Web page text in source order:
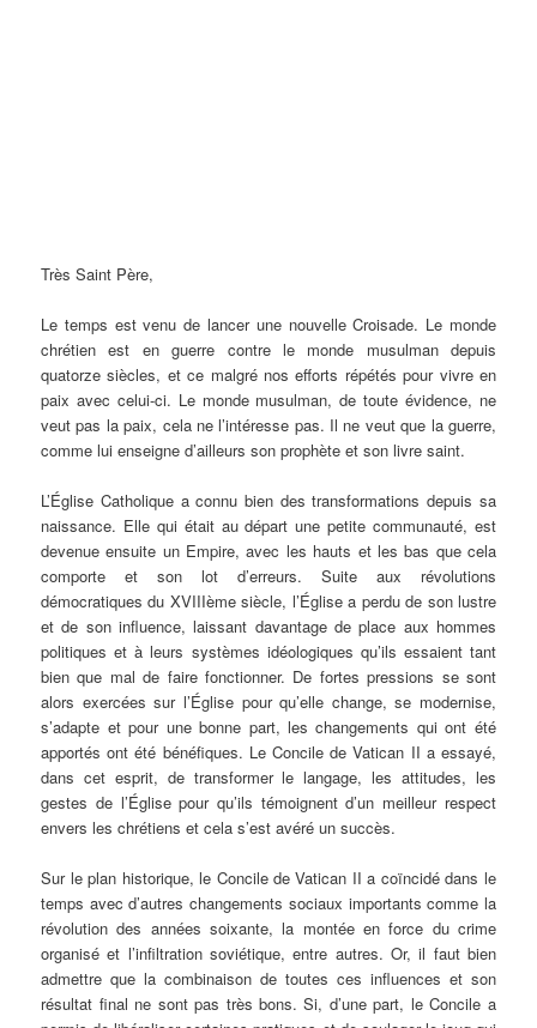
Très Saint Père,
Le temps est venu de lancer une nouvelle Croisade. Le monde
chrétien est en guerre contre le monde musulman depuis
quatorze siècles, et ce malgré nos efforts répétés pour vivre en
paix avec celui-ci. Le monde musulman, de toute évidence, ne
veut pas la paix, cela ne l’intéresse pas. Il ne veut que la guerre,
comme lui enseigne d’ailleurs son prophète et son livre saint.
L’Église Catholique a connu bien des transformations depuis sa
naissance. Elle qui était au départ une petite communauté, est
devenue ensuite un Empire, avec les hauts et les bas que cela
comporte et son lot d’erreurs. Suite aux révolutions
démocratiques du XVIIIème siècle, l’Église a perdu de son lustre
et de son influence, laissant davantage de place aux hommes
politiques et à leurs systèmes idéologiques qu’ils essaient tant
bien que mal de faire fonctionner. De fortes pressions se sont
alors exercées sur l’Église pour qu’elle change, se modernise,
s’adapte et pour une bonne part, les changements qui ont été
apportés ont été bénéfiques. Le Concile de Vatican II a essayé,
dans cet esprit, de transformer le langage, les attitudes, les
gestes de l’Église pour qu’ils témoignent d’un meilleur respect
envers les chrétiens et cela s’est avéré un succès.
Sur le plan historique, le Concile de Vatican II a coïncidé dans le
temps avec d’autres changements sociaux importants comme la
révolution des années soixante, la montée en force du crime
organisé et l’infiltration soviétique, entre autres. Or, il faut bien
admettre que la combinaison de toutes ces influences et son
résultat final ne sont pas très bons. Si, d’une part, le Concile a